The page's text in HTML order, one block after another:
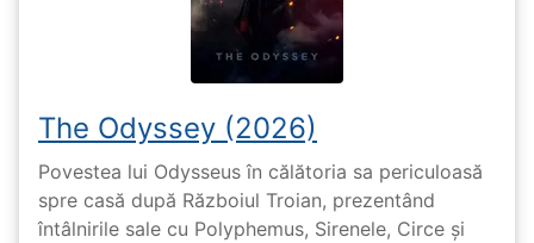
The Odyssey (2026)
Povestea lui Odysseus în călătoria sa periculoasă
spre casă după Războiul Troian, prezentând
întâlnirile sale cu Polyphemus, Sirenele, Circe și